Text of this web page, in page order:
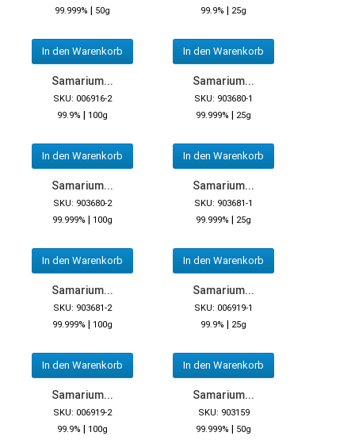
99.999% | 50g
In den Warenkorb
99.9% | 25g
In den Warenkorb
Samarium...
SKU: 006916-2
99.9% | 100g
In den Warenkorb
Samarium...
SKU: 903680-1
99.999% | 25g
In den Warenkorb
Samarium...
SKU: 903680-2
99.999% | 100g
In den Warenkorb
Samarium...
SKU: 903681-1
99.999% | 25g
In den Warenkorb
Samarium...
SKU: 903681-2
99.999% | 100g
In den Warenkorb
Samarium...
SKU: 006919-1
99.9% | 25g
In den Warenkorb
Samarium...
SKU: 006919-2
99.9% | 100g
Samarium...
SKU: 903159
99.999% | 50g